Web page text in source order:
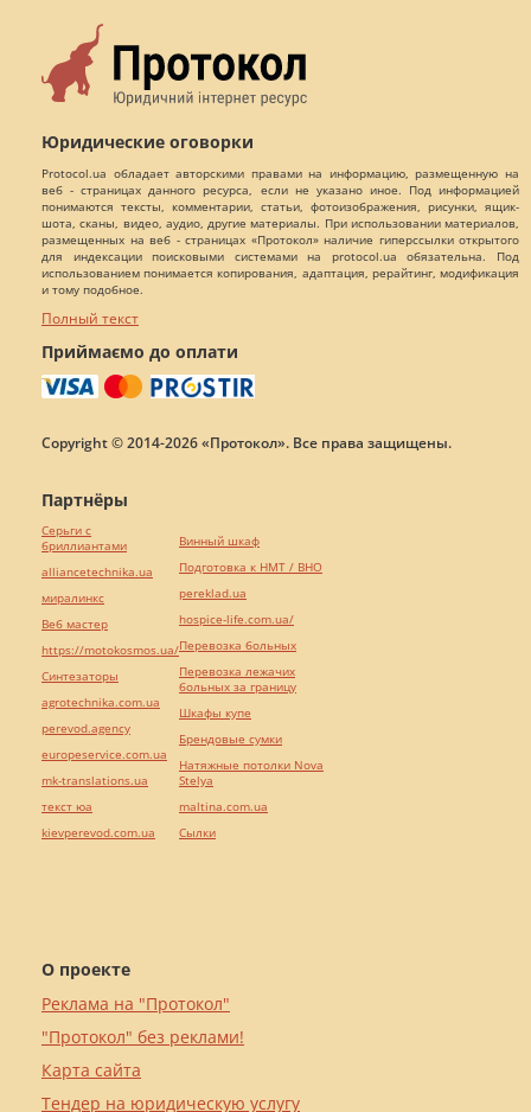
Юридические оговорки
Protocol.ua обладает авторскими правами на информацию, размещенную на
веб - страницах данного ресурса, если не указано иное. Под информацией
понимаются тексты, комментарии, статьи, фотоизображения, рисунки, ящик-
шота, сканы, видео, аудио, другие материалы. При использовании материалов,
размещенных на веб - страницах «Протокол» наличие гиперссылки открытого
для индексации поисковыми системами на protocol.ua обязательна. Под
использованием понимается копирования, адаптация, рерайтинг, модификация
и тому подобное.
Полный текст
Приймаємо до оплати
Copyright © 2014-2026 «Протокол». Все права защищены.
О проекте
Реклама на "Протокол"
"Протокол" без реклами!
Карта сайта
Тендер на юридическую услугу
Партнёры
Серьги с
бриллиантами
alliancetechnika.ua
миралинкс
Веб мастер
https://motokosmos.ua/
Синтезаторы
agrotechnika.com.ua
perevod.agency
europeservice.com.ua
mk-translations.ua
текст юа
kievperevod.com.ua
Винный шкаф
Подготовка к НМТ / ВНО
pereklad.ua
hospice-life.com.ua/
Перевозка больных
Перевозка лежачих
больных за границу
Шкафы купе
Брендовые сумки
Натяжные потолки Nova
Stelya
maltina.com.ua
Cылки